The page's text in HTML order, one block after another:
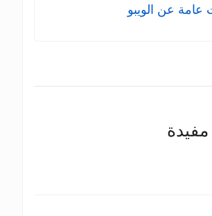
عامة عن الويبو